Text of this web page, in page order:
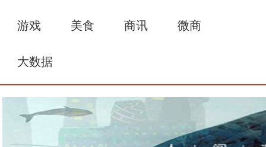
游戏 美食 商讯 微商
大数据